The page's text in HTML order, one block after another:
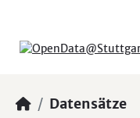
Datensätze